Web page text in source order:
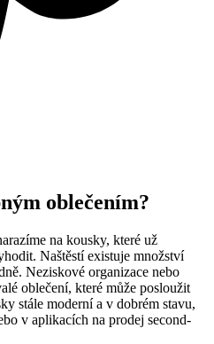
oblečením?
na kousky, které už
Naštěstí existuje množství
Neziskové organizace nebo
oblečení, které může posloužit
stále moderní a v dobrém stavu,
v aplikacích na prodej second-